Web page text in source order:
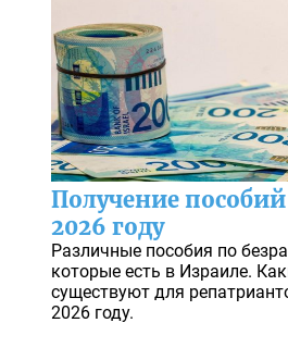
Получение
2026 году
Различные пособия по
которые есть в Израиле.
существуют для
2026 году.